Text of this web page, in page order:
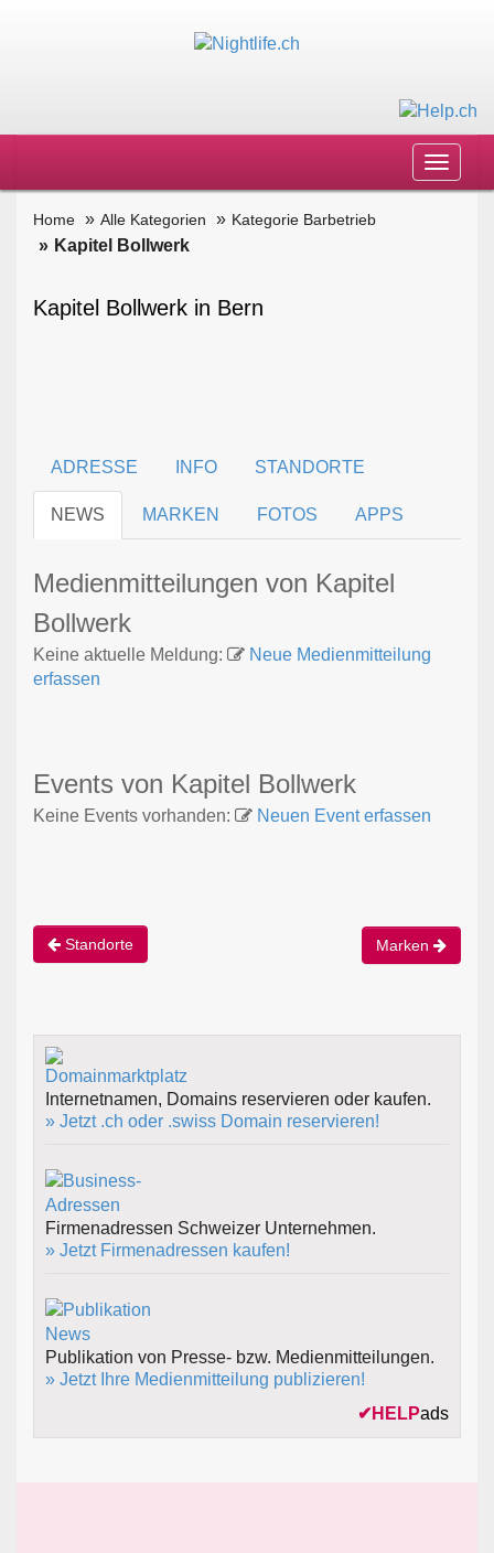
Toggle
Home Alle Kategorien Kategorie Barbetrieb
Kapitel Bollwerk
Kapitel Bollwerk in Bern
ADRESSE INFO STANDORTE
NEWS MARKEN FOTOS APPS
Medienmitteilungen von Kapitel
Bollwerk
Keine aktuelle Meldung:
Neue Medienmitteilung
erfassen
Events von Kapitel Bollwerk
Keine Events vorhanden: Neuen Event erfassen
Standorte Marken
Internetnamen, Domains reservieren oder kaufen.
» Jetzt .ch oder .swiss Domain reservieren!
Firmenadressen Schweizer Unternehmen.
» Jetzt Firmenadressen kaufen!
Publikation von Presse- bzw. Medienmitteilungen.
» Jetzt Ihre Medienmitteilung publizieren!
✔ HELPads